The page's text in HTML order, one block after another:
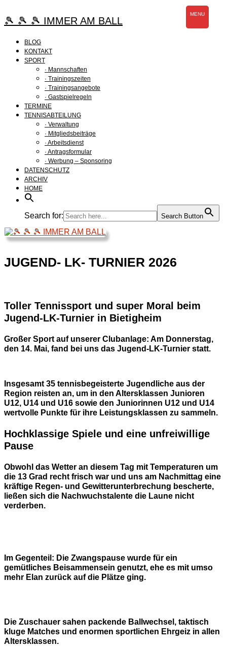
Inhalt
springen
🎾 🎾 🎾 IMMER AM BALL
BLOG
KONTAKT
SPORT
· Mannschaften
· Trainingszeiten
· Trainingsangebote
· Gastspielregeln
TERMINE
TENNISABTEILUNG
· Verwaltung
· Mitgliedsbeiträge
· Arbeitsdienst
· Antragsformular
· Werbung – Sponsoring
DATENSCHUTZ
ARCHIV
HOME
Search for: Search Button
JUGEND- LK- TURNIER 2026
Toller Tennissport und super Moral beim
Jugend-LK-Turnier in Bietigheim
Großer Sport auf unserer Clubanlage: Am Donnerstag,
den 14. Mai, fand bei uns das Jugend-LK-Turnier statt.
Insgesamt 35 tennisbegeisterte Jugendliche aus der
Region reisten an, um in den Altersklassen Junioren
U12, U14 und U16 sowie den Juniorinnen U12 und U14
wertvolle Punkte für ihre Leistungsklassen zu sammeln.
Hochklassige Spiele und eine unfreiwillige
Pause
Obwohl das Wetter an diesem Tag mit Temperaturen um
die 13 Grad recht frisch war und uns am Nachmittag eine
kräftige Regen- und Gewitterunterbrechung bescherte,
ließen sich die Nachwuchstalente die Laune nicht
verderben.
Im Gegenteil: Die Zwangspause wurde für ein
gemütliches Beisammensein genutzt, ehe es mit umso
mehr Elan zurück auf die Plätze ging.
Die Zuschauer sahen packende Ballwechsel, taktisch
kluge Matches und enormen sportlichen Ehrgeiz in allen
Altersklassen.
MENU